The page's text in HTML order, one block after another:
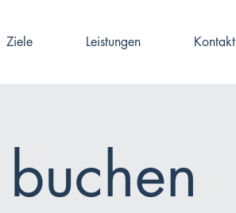
Ziele Leistungen Kontakt